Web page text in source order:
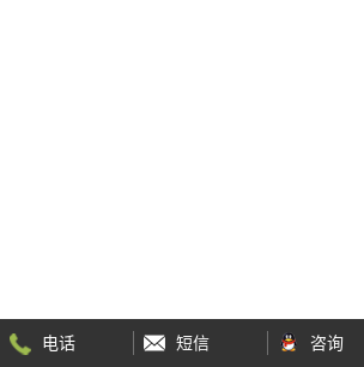
电话 短信 咨询